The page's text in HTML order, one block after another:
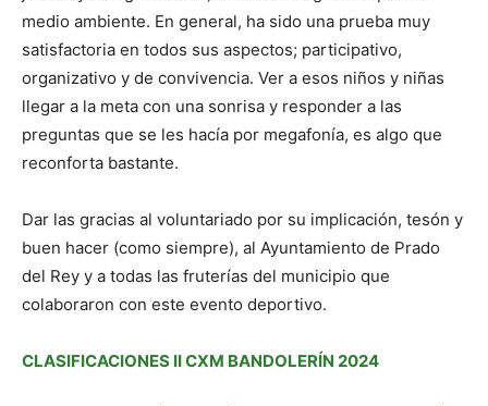
medio ambiente. En general, ha sido una prueba muy
satisfactoria en todos sus aspectos; participativo,
organizativo y de convivencia. Ver a esos niños y niñas
llegar a la meta con una sonrisa y responder a las
preguntas que se les hacía por megafonía, es algo que
reconforta bastante.
Dar las gracias al voluntariado por su implicación, tesón y
buen hacer (como siempre), al Ayuntamiento de Prado
del Rey y a todas las fruterías del municipio que
colaboraron con este evento deportivo.
CLASIFICACIONES II CXM BANDOLERÍN 2024